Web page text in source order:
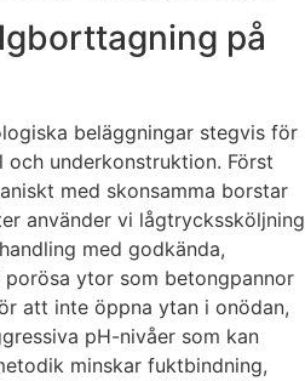
på
beläggningar stegvis för
underkonstruktion. Först
med skonsamma borstar
använder vi lågtryckssköljning
med godkända,
porösa ytor som betongpannor
att inte öppna ytan i onödan,
pH-nivåer som kan
minskar fuktbindning,